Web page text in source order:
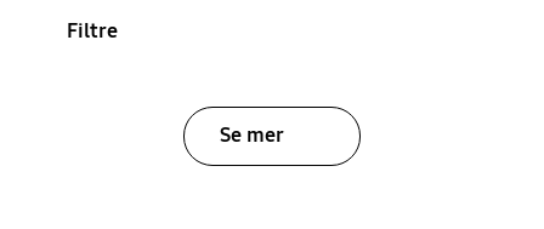
Filtre
Se mer